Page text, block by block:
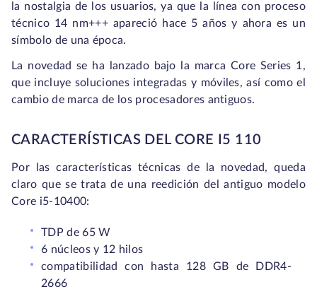
la nostalgia de los usuarios, ya que la línea con proceso
técnico 14 nm+++ apareció hace 5 años y ahora es un
símbolo de una época.
La novedad se ha lanzado bajo la marca Core Series 1,
que incluye soluciones integradas y móviles, así como el
cambio de marca de los procesadores antiguos.
CARACTERÍSTICAS DEL CORE I5 110
Por las características técnicas de la novedad, queda
claro que se trata de una reedición del antiguo modelo
Core i5-10400:
TDP de 65 W
6 núcleos y 12 hilos
compatibilidad con hasta 128 GB de DDR4-
2666